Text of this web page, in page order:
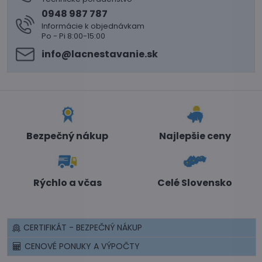
0948 987 787
Informácie k objednávkam
Po - Pi 8:00-15:00
info​@lacnestavanie​.sk
Bezpečný nákup Najlepšie ceny
Rýchlo a včas Celé Slovensko
CERTIFIKÁT - BEZPEČNÝ NÁKUP
CENOVÉ PONUKY A VÝPOČTY